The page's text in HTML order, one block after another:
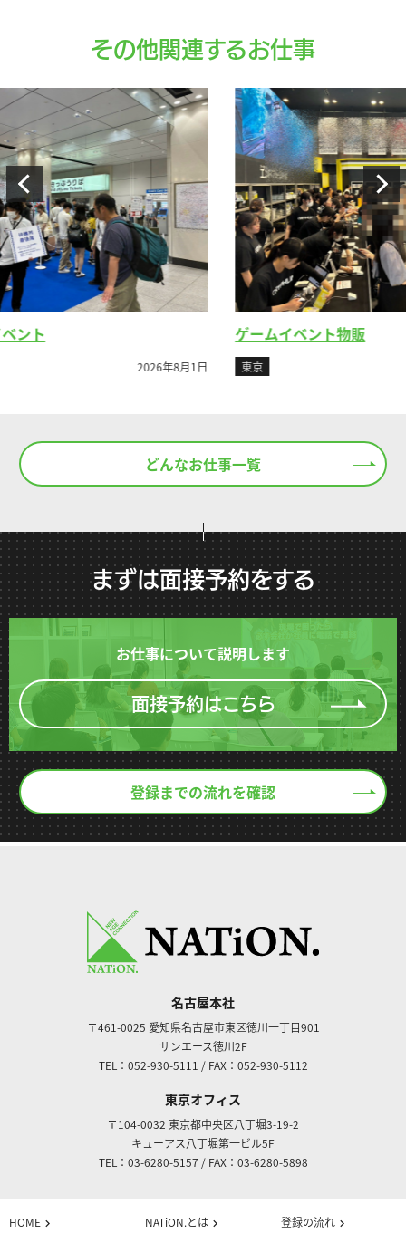
その他関連するお仕事
どんなお仕事一覧
まずは面接予約をする
お仕事について説明します
面接予約はこちら
登録までの流れを確認
名古屋本社
〒461-0025 愛知県名古屋市東区徳川一丁目901
サンエース徳川2F
TEL：052-930-5111 / FAX：052-930-5112
東京オフィス
〒104-0032 東京都中央区八丁堀3-19-2
キューアス八丁堀第一ビル5F
TEL：03-6280-5157 / FAX：03-6280-5898
HOME chevron_right NATiON.とはchevron_right 登録の流れchevron_right